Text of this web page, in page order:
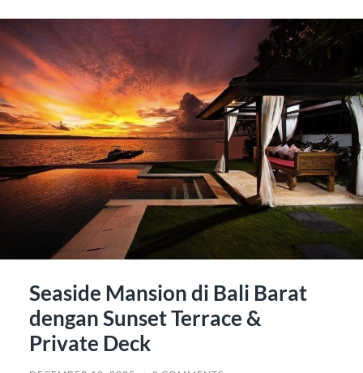
Seaside Mansion di Bali Barat
dengan Sunset Terrace &
Private Deck